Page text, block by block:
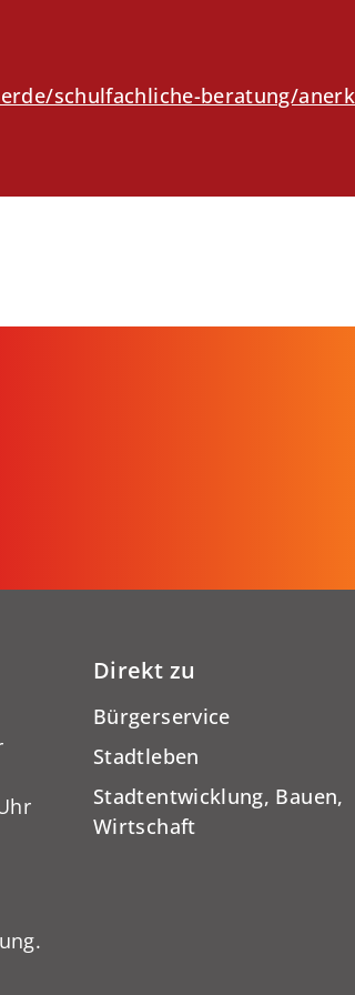
schulfachliche-beratung/
Direkt zu
Bürgerservice
Stadtleben
Stadtentwicklung, Bauen,
Wirtschaft